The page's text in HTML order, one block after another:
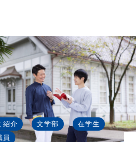
紹介 文学部
在学生
員